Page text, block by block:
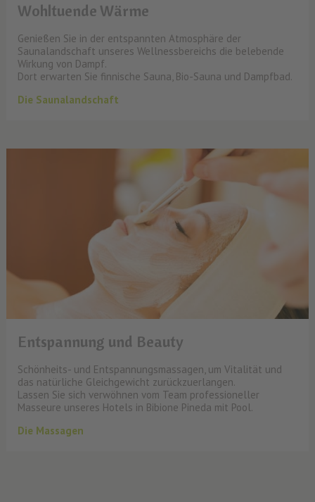
Wohltuende Wärme
Genießen Sie in der entspannten Atmosphäre der
Saunalandschaft unseres Wellnessbereichs die belebende
Wirkung von Dampf.
Dort erwarten Sie finnische Sauna, Bio-Sauna und Dampfbad.
Die Saunalandschaft
Entspannung und Beauty
Schönheits- und Entspannungsmassagen, um Vitalität und
das natürliche Gleichgewicht zurückzuerlangen.
Lassen Sie sich verwöhnen vom Team professioneller
Masseure unseres Hotels in Bibione Pineda mit Pool.
Die Massagen